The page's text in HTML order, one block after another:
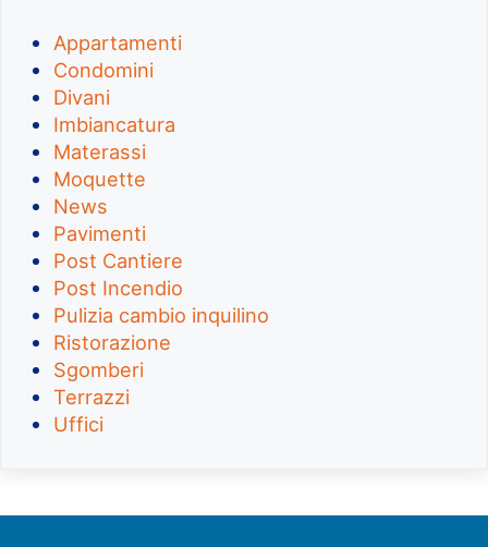
Appartamenti
Condomini
Divani
Imbiancatura
Materassi
Moquette
News
Pavimenti
Post Cantiere
Post Incendio
Pulizia cambio inquilino
Ristorazione
Sgomberi
Terrazzi
Uffici